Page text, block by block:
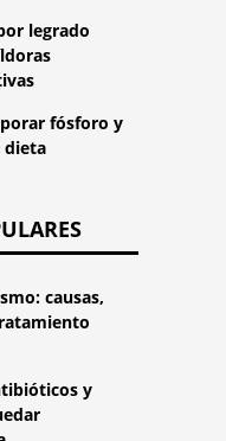
legrado
fósforo y
dieta
causas,
y